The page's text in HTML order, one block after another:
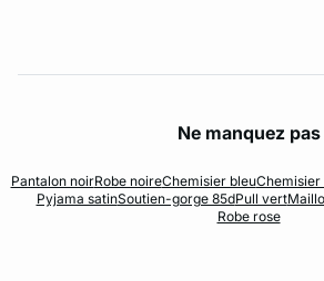
Ne manquez pas
Pantalon noirRobe noireChemisier bleuChemisier
Pyjama satinSoutien-gorge 85dPull vert
Robe rose